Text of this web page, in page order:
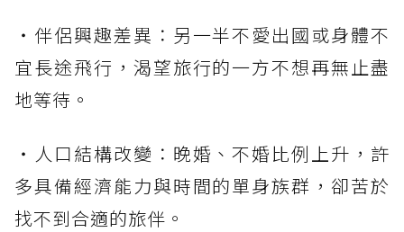
・伴侶興趣差異：另一半不愛出國或身體不
宜長途飛行，渴望旅行的一方不想再無止盡
地等待。
・人口結構改變：晚婚、不婚比例上升，許
多具備經濟能力與時間的單身族群，卻苦於
找不到合適的旅伴。